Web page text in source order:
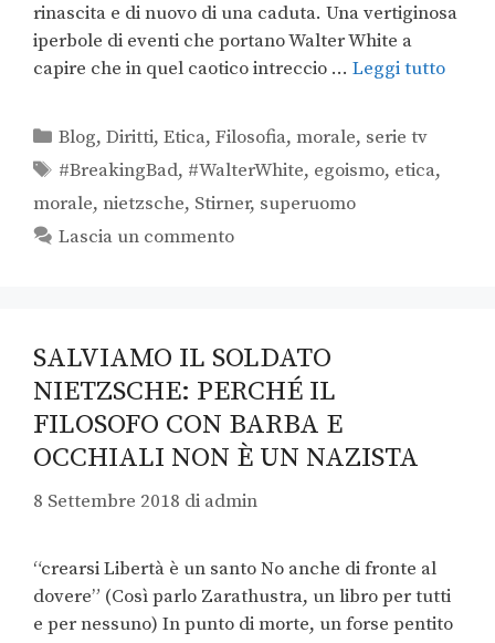
rinascita e di nuovo di una caduta. Una vertiginosa
iperbole di eventi che portano Walter White a
capire che in quel caotico intreccio … Leggi tutto
Blog,Diritti,Etica,Filosofia,morale, serie tv
#BreakingBad, #WalterWhite, egoismo, etica,
morale, nietzsche, Stirner, superuomo
Lascia un commento
SALVIAMO IL SOLDATO
NIETZSCHE: PERCHÉ IL
FILOSOFO CON BARBA E
OCCHIALI NON È UN NAZISTA
8 Settembre 2018 di admin
“crearsi Libertà è un santo No anche di fronte al
dovere” (Così parlo Zarathustra, un libro per tutti
e per nessuno) In punto di morte, un forse pentito